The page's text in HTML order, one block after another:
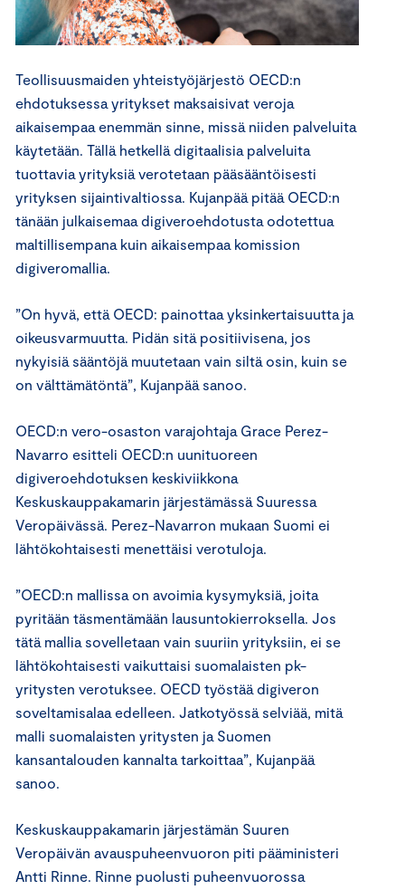
Teollisuusmaiden yhteistyöjärjestö OECD:n
ehdotuksessa yritykset maksaisivat veroja
aikaisempaa enemmän sinne, missä niiden palveluita
käytetään. Tällä hetkellä digitaalisia palveluita
tuottavia yrityksiä verotetaan pääsääntöisesti
yrityksen sijaintivaltiossa. Kujanpää pitää OECD:n
tänään julkaisemaa digiveroehdotusta odotettua
maltillisempana kuin aikaisempaa komission
digiveromallia.
”On hyvä, että OECD: painottaa yksinkertaisuutta ja
oikeusvarmuutta. Pidän sitä positiivisena, jos
nykyisiä sääntöjä muutetaan vain siltä osin, kuin se
on välttämätöntä”, Kujanpää sanoo.
OECD:n vero-osaston varajohtaja Grace Perez-
Navarro esitteli OECD:n uunituoreen
digiveroehdotuksen keskiviikkona
Keskuskauppakamarin järjestämässä Suuressa
Veropäivässä. Perez-Navarron mukaan Suomi ei
lähtökohtaisesti menettäisi verotuloja.
”OECD:n mallissa on avoimia kysymyksiä, joita
pyritään täsmentämään lausuntokierroksella. Jos
tätä mallia sovelletaan vain suuriin yrityksiin, ei se
lähtökohtaisesti vaikuttaisi suomalaisten pk-
yritysten verotuksee. OECD työstää digiveron
soveltamisalaa edelleen. Jatkotyössä selviää, mitä
malli suomalaisten yritysten ja Suomen
kansantalouden kannalta tarkoittaa”, Kujanpää
sanoo.
Keskuskauppakamarin järjestämän Suuren
Veropäivän avauspuheenvuoron piti pääministeri
Antti Rinne. Rinne puolusti puheenvuorossa